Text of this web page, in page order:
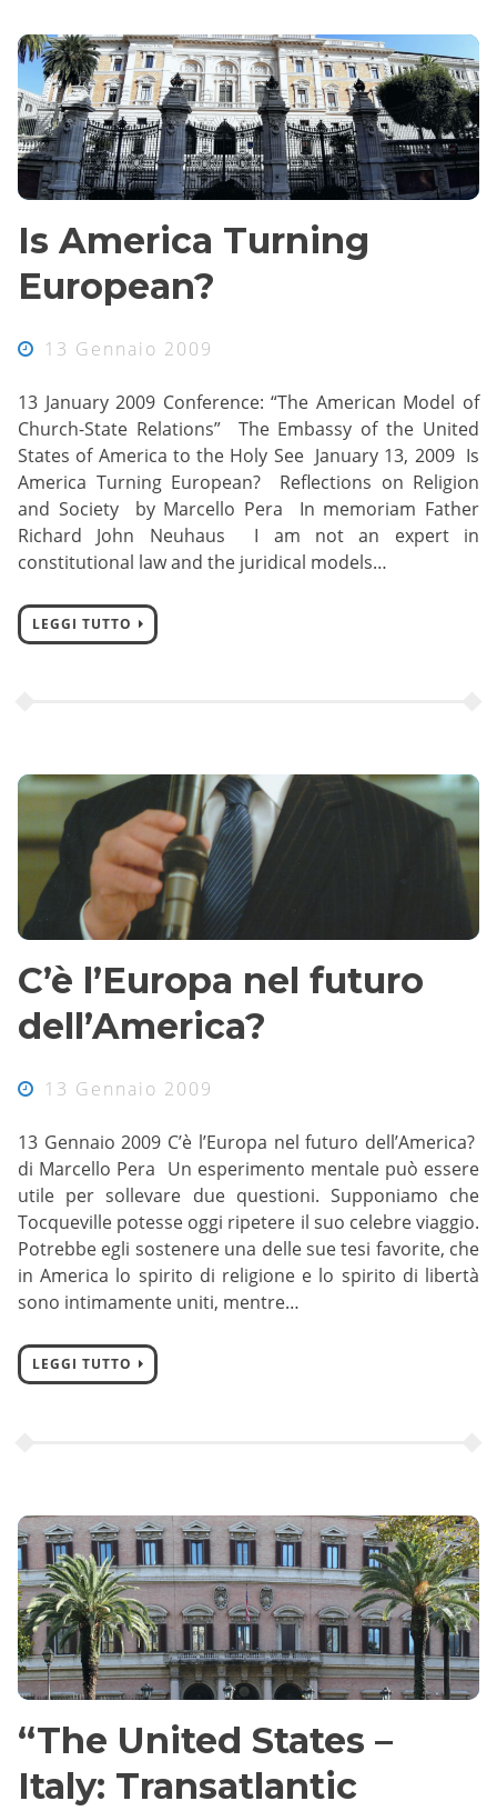
Is America Turning
European?
13 Gennaio 2009
13 January 2009 Conference: “The American Model of
Church-State Relations” The Embassy of the United
States of America to the Holy See January 13, 2009 Is
America Turning European? Reflections on Religion
and Society by Marcello Pera In memoriam Father
Richard John Neuhaus I am not an expert in
constitutional law and the juridical models…
LEGGI TUTTO
C’è l’Europa nel futuro
dell’America?
13 Gennaio 2009
13 Gennaio 2009 C’è l’Europa nel futuro dell’America?
di Marcello Pera Un esperimento mentale può essere
utile per sollevare due questioni. Supponiamo che
Tocqueville potesse oggi ripetere il suo celebre viaggio.
Potrebbe egli sostenere una delle sue tesi favorite, che
in America lo spirito di religione e lo spirito di libertà
sono intimamente uniti, mentre…
LEGGI TUTTO
“The United States –
Italy: Transatlantic